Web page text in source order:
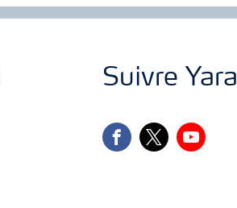
Suivre Yara
facebooktwitteryoutube